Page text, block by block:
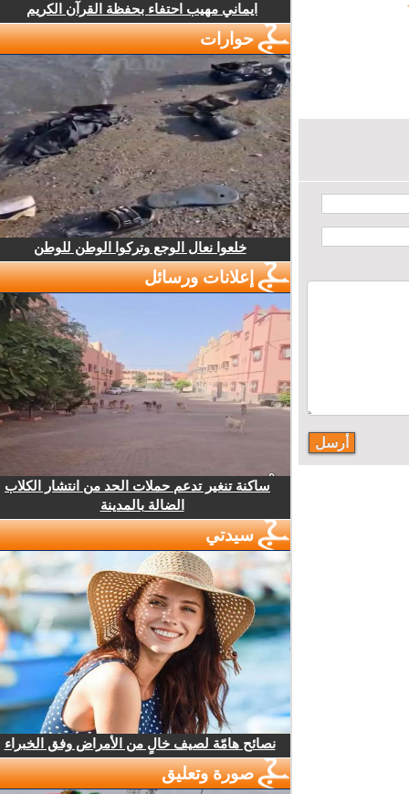
ايماني مهيب احتفاء بحفظة القرآن الكريم
حوارات
خلعوا نعال الوجع وتركوا الوطن للوطن
إعلانات ورسائل
ساكنة تنغير تدعم حملات الحد من انتشار الكلاب
الضالة بالمدينة
سيدتي
نصائح هامّة لصيف خالٍ من الأمراض وفق الخبراء
صورة وتعليق